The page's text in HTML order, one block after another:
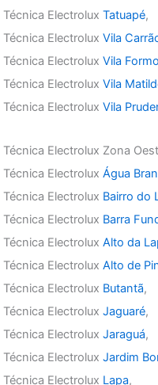
ElectroluxTatuapé,
ElectroluxVila
ElectroluxVila
ElectroluxVila
ElectroluxVila
Electrolux Zona
Técnica ElectroluxÁgua
Electrolux Bairro do
Electrolux Barra
Técnica ElectroluxAlto da
Técnica ElectroluxAlto de
Electrolux Butantã,
Técnica ElectroluxJaguaré,
Técnica ElectroluxJaraguá,
Técnica ElectroluxJardim
Electrolux Lapa,